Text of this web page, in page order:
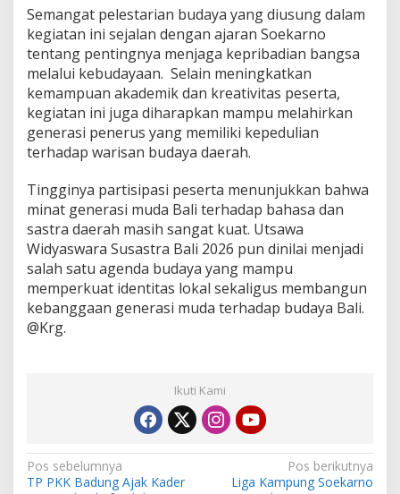
e
s
t
a
r
i
a
n
B
h
a
s
a
D
a
e
r
a
Semangat pelestarian budaya yang diusung dalam
kegiatan ini sejalan dengan ajaran Soekarno
tentang pentingnya menjaga kepribadian bangsa
melalui kebudayaan. Selain meningkatkan
kemampuan akademik dan kreativitas peserta,
kegiatan ini juga diharapkan mampu melahirkan
generasi penerus yang memiliki kepedulian
terhadap warisan budaya daerah.
Tingginya partisipasi peserta menunjukkan bahwa
minat generasi muda Bali terhadap bahasa dan
sastra daerah masih sangat kuat. Utsawa
Widyaswara Susastra Bali 2026 pun dinilai menjadi
salah satu agenda budaya yang mampu
memperkuat identitas lokal sekaligus membangun
kebanggaan generasi muda terhadap budaya Bali.
@Krg.
Ikuti Kami
N
Pos sebelumnya
TP PKK Badung Ajak Kader
Pos berikutnya
Liga Kampung Soekarno